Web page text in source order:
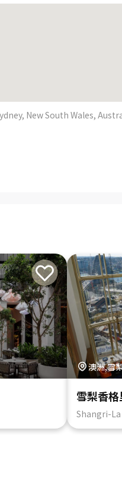
New South Wales,
澳洲,雪
雪梨香
Shangri-La